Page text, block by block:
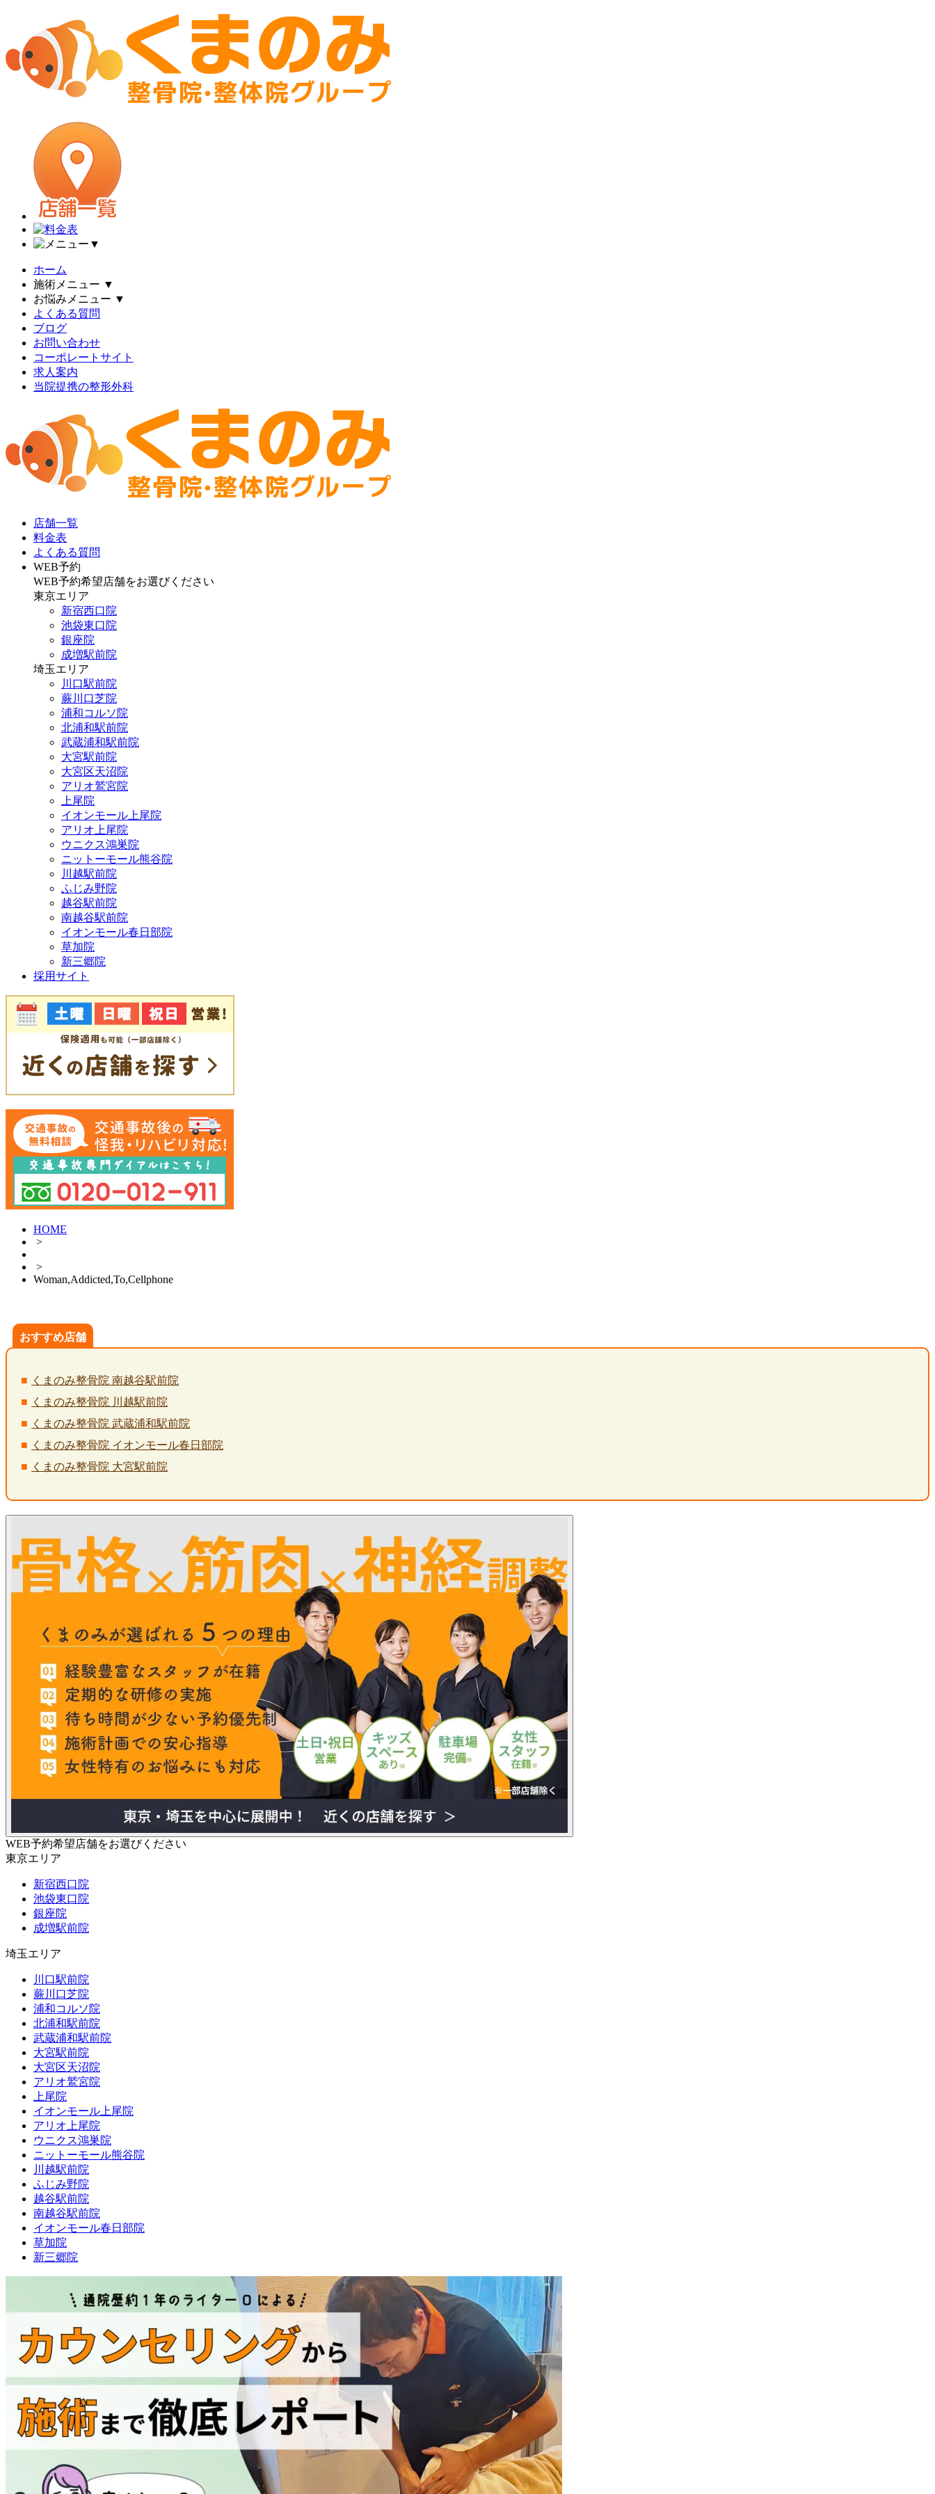
▼
ホーム
施術メニュー ▼
お悩みメニュー ▼
よくある質問
ブログ
お問い合わせ
コーポレートサイト
求人案内
当院提携の整形外科
店舗一覧
料金表
よくある質問
WEB予約
WEB予約希望店舗をお選びください
東京エリア
新宿西口院
池袋東口院
銀座院
成増駅前院
埼玉エリア
川口駅前院
蕨川口芝院
浦和コルソ院
北浦和駅前院
武蔵浦和駅前院
大宮駅前院
大宮区天沼院
アリオ鷲宮院
上尾院
イオンモール上尾院
アリオ上尾院
ウニクス鴻巣院
ニットーモール熊谷院
川越駅前院
ふじみ野院
越谷駅前院
南越谷駅前院
イオンモール春日部院
草加院
新三郷院
採用サイト
HOME
>
>
Woman,Addicted,To,Cellphone
おすすめ店舗
くまのみ整骨院 南越谷駅前院
くまのみ整骨院 川越駅前院
くまのみ整骨院 武蔵浦和駅前院
くまのみ整骨院 イオンモール春日部院
くまのみ整骨院 大宮駅前院
WEB予約希望店舗をお選びください
東京エリア
新宿西口院
池袋東口院
銀座院
成増駅前院
埼玉エリア
川口駅前院
蕨川口芝院
浦和コルソ院
北浦和駅前院
武蔵浦和駅前院
大宮駅前院
大宮区天沼院
アリオ鷲宮院
上尾院
イオンモール上尾院
アリオ上尾院
ウニクス鴻巣院
ニットーモール熊谷院
川越駅前院
ふじみ野院
越谷駅前院
南越谷駅前院
イオンモール春日部院
草加院
新三郷院